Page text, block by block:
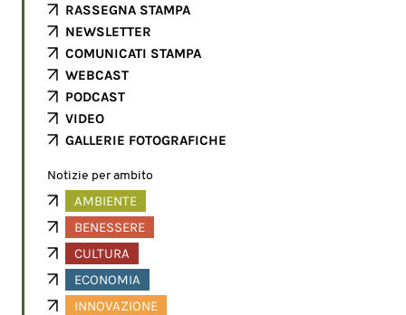
RASSEGNA STAMPA
NEWSLETTER
COMUNICATI STAMPA
WEBCAST
PODCAST
VIDEO
GALLERIE FOTOGRAFICHE
Notizie per ambito
AMBIENTE
BENESSERE
CULTURA
ECONOMIA
INNOVAZIONE